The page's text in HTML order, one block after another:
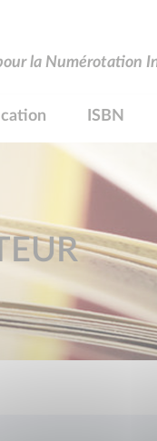
la Numérotation
ISBN